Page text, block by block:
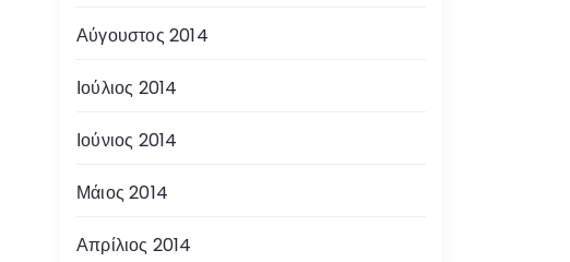
Αύγουστος 2014
Ιούλιος 2014
Ιούνιος 2014
Μάιος 2014
Απρίλιος 2014